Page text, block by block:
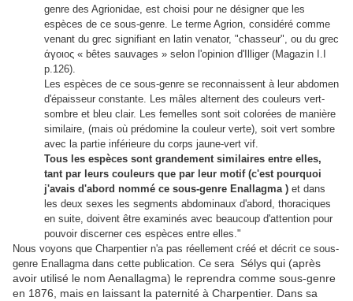
genre des Agrionidae, est choisi pour ne désigner que les
espèces de ce sous-genre. Le terme Agrion, considéré comme
venant du grec signifiant en latin venator, "chasseur", ou du grec
άγοιος « bêtes sauvages » selon l'opinion d'Illiger (Magazin I.I
p.126).
Les espèces de ce sous-genre se reconnaissent à leur abdomen
d'épaisseur constante. Les mâles alternent des couleurs vert-
sombre et bleu clair. Les femelles sont soit colorées de manière
similaire, (mais où prédomine la couleur verte), soit vert sombre
avec la partie inférieure du corps jaune-vert vif.
Tous les espèces sont grandement similaires entre elles,
tant par leurs couleurs que par leur motif (c'est pourquoi
j'avais d'abord nommé ce sous-genre Enallagma ) et dans
les deux sexes les segments abdominaux d'abord, thoraciques
en suite, doivent être examinés avec beaucoup d'attention pour
pouvoir discerner ces espèces entre elles."
Nous voyons que Charpentier n'a pas réellement créé et décrit ce sous-
genre Enallagma dans cette publication. Ce sera Sélys qui (après
avoir utilisé le nom Aenallagma) le reprendra comme sous-genre
en 1876, mais en laissant la paternité à Charpentier. Dans sa